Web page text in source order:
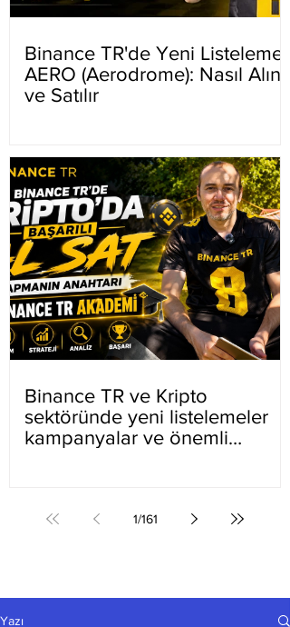
Binance TR'de Yeni Listeleme
AERO (Aerodrome): Nasıl Alınır
ve Satılır
Binance TR ve Kripto
sektöründe yeni listelemeler
kampanyalar ve önemli
1/161
Yazı